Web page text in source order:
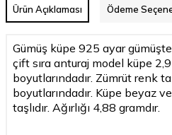
Ürün Açıklaması Ödeme
Gümüş küpe 925 ayar
çift sıra anturaj model küpe
boyutlarındadır. Zümrüt renk
boyutlarındadır. Küpe beyaz
taşlıdır. Ağırlığı 4,88 gramdır.